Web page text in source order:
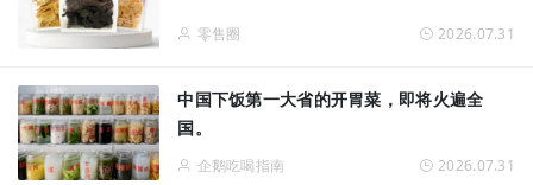
零售圈 2026.07.31
中国下饭第一大省的开胃菜，即将火遍全
国。
企鹅吃喝指南 2026.07.31